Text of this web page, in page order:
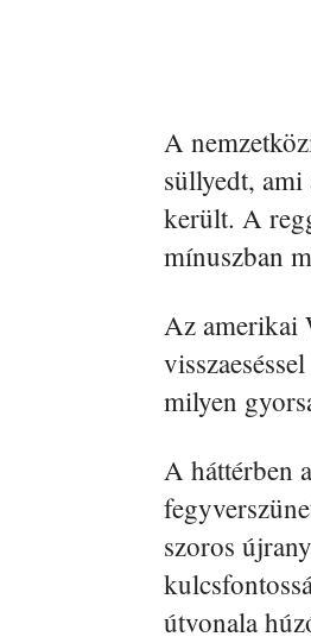
A
süllyedt,
került. A
mínuszban
Az amerikai
milyen
A háttérben
szoros
útvonala